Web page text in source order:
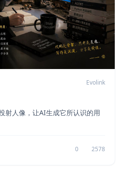
Evolink
射人像，让AI生成它所认识的用
0 2578